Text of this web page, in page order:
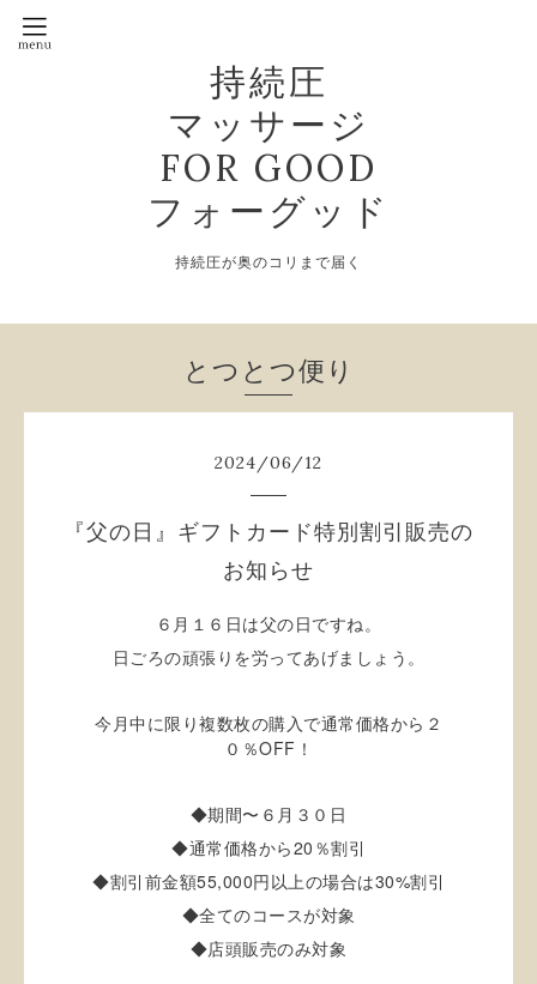
持続圧
マッサージ
FOR GOOD
フォーグッド
持続圧が奥のコリまで届く
とつとつ便り
2024/06/12
『父の日』ギフトカード特別割引販売の
お知らせ
６月１６日は父の日ですね。
日ごろの頑張りを労ってあげましょう。
今月中に限り複数枚の購入で通常価格から２
０％OFF！
◆期間〜６月３０日
◆通常価格から20％割引
◆割引前金額55,000円以上の場合は30%割引
◆全てのコースが対象
◆店頭販売のみ対象